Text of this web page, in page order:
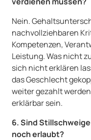
Nein.
nachvollziehbaren
Kompetenzen,
Leistung. Was nicht
sich nicht erklären
das Geschlecht
weiter gezahlt
erklärbar sein.
6. Sind
noch erlaubt?